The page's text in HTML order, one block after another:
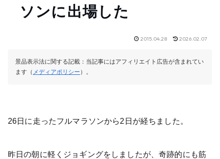
ソンに出場した
2015.04.28 2026.02.07
景品表示法に関する記載：当記事にはアフィリエイト広告が含まれてい
ます（ メディアポリシー ）。
26日に走ったフルマラソンから2日が経ちました。
昨日の朝に軽くジョギングをしましたが、奇跡的にも筋